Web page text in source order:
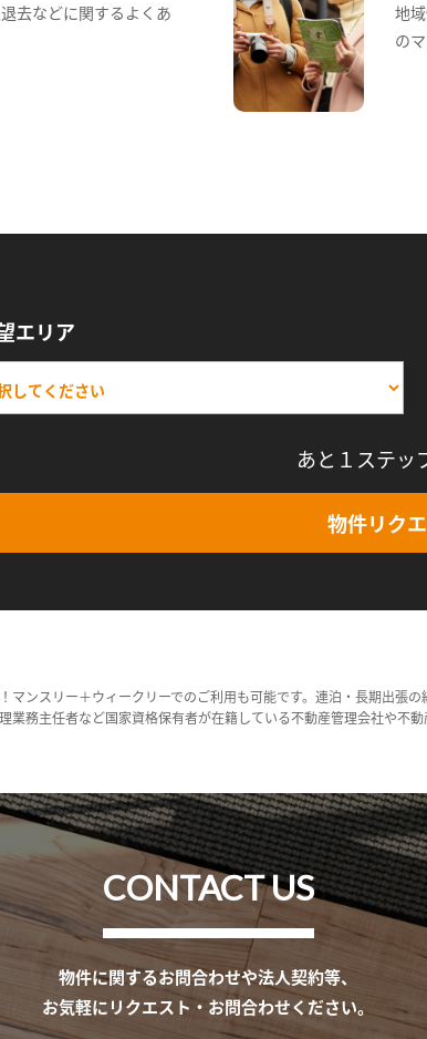
去などに関するよくあ
地
の
エリア
あと１ステッ
物件リク
ンスリー＋ウィークリーでのご利用も可能です。連泊・長期出張の
務主任者など国家資格保有者が在籍している不動産管理会社や不
CONTACT US
物件に関するお問合わせや法人契約等、
お気軽にリクエスト・お問合わせください。